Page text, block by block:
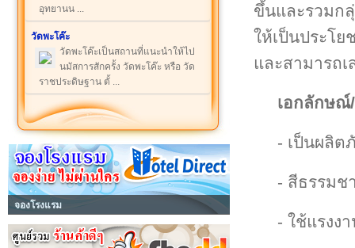
อุทยานน ...
วัดพะโค๊ะ
วัดพะโค๊ะเป็นสถานที่แนะนำให้ไป
นมัสการสักครั้ง วัดพะโค๊ะ หรือ วัด
ราชประดิษฐาน ตั้ ...
จองโรงแรม
ขึ้นและรวมก
ให้เป็นประโ
และสามารถ
เอกลักษ
- เป็นผลิ
- สีธรรม
- ใช้แรงง